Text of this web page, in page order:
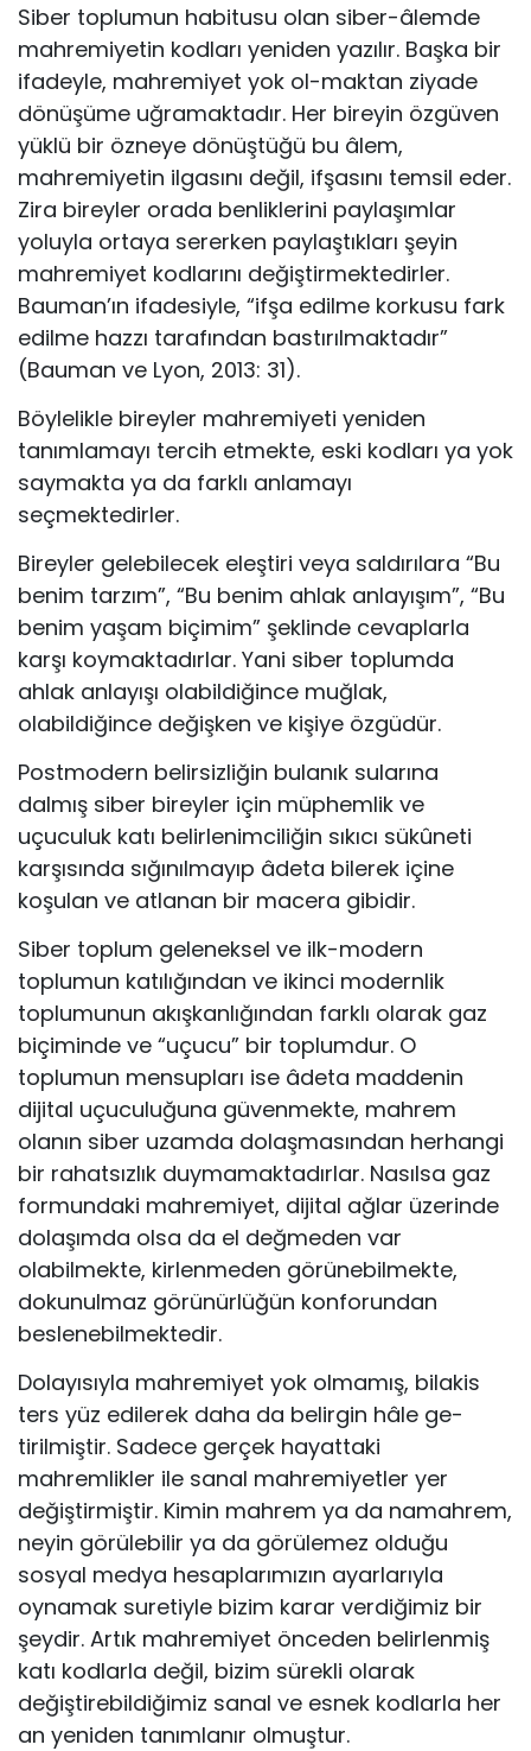
Siber toplumun habitusu olan siber-âlemde
mahremiyetin kodları yeniden yazılır. Başka bir
ifadeyle, mahremiyet yok ol-maktan ziyade
dönüşüme uğramaktadır. Her bireyin özgüven
yüklü bir özneye dönüştüğü bu âlem,
mahremiyetin ilgasını değil, ifşasını temsil eder.
Zira bireyler orada benliklerini paylaşımlar
yoluyla ortaya sererken paylaştıkları şeyin
mahremiyet kodlarını değiştirmektedirler.
Bauman’ın ifadesiyle, “ifşa edilme korkusu fark
edilme hazzı tarafından bastırılmaktadır”
(Bauman ve Lyon, 2013: 31).
Böylelikle bireyler mahremiyeti yeniden
tanımlamayı tercih etmekte, eski kodları ya yok
saymakta ya da farklı anlamayı
seçmektedirler.
Bireyler gelebilecek eleştiri veya saldırılara “Bu
benim tarzım”, “Bu benim ahlak anlayışım”, “Bu
benim yaşam biçimim” şeklinde cevaplarla
karşı koymaktadırlar. Yani siber toplumda
ahlak anlayışı olabildiğince muğlak,
olabildiğince değişken ve kişiye özgüdür.
Postmodern belirsizliğin bulanık sularına
dalmış siber bireyler için müphemlik ve
uçuculuk katı belirlenimciliğin sıkıcı sükûneti
karşısında sığınılmayıp âdeta bilerek içine
koşulan ve atlanan bir macera gibidir.
Siber toplum geleneksel ve ilk-modern
toplumun katılığından ve ikinci modernlik
toplumunun akışkanlığından farklı olarak gaz
biçiminde ve “uçucu” bir toplumdur. O
toplumun mensupları ise âdeta maddenin
dijital uçuculuğuna güvenmekte, mahrem
olanın siber uzamda dolaşmasından herhangi
bir rahatsızlık duymamaktadırlar. Nasılsa gaz
formundaki mahremiyet, dijital ağlar üzerinde
dolaşımda olsa da el değmeden var
olabilmekte, kirlenmeden görünebilmekte,
dokunulmaz görünürlüğün konforundan
beslenebilmektedir.
Dolayısıyla mahremiyet yok olmamış, bilakis
ters yüz edilerek daha da belirgin hâle ge-
tirilmiştir. Sadece gerçek hayattaki
mahremlikler ile sanal mahremiyetler yer
değiştirmiştir. Kimin mahrem ya da namahrem,
neyin görülebilir ya da görülemez olduğu
sosyal medya hesaplarımızın ayarlarıyla
oynamak suretiyle bizim karar verdiğimiz bir
şeydir. Artık mahremiyet önceden belirlenmiş
katı kodlarla değil, bizim sürekli olarak
değiştirebildiğimiz sanal ve esnek kodlarla her
an yeniden tanımlanır olmuştur.